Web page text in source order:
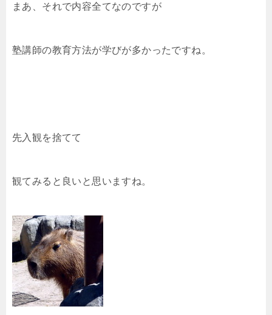
まあ、それで内容全てなのですが
塾講師の教育方法が学びが多かったですね。
先入観を捨てて
観てみると良いと思いますね。